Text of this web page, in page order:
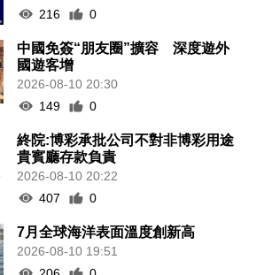
216
0
中國免簽“朋友圈”擴容 深度遊外
國遊客增
2026-08-10 20:30
149
0
終院:博彩承批公司不對非博彩用途
貴賓廳存款負責
2026-08-10 20:22
407
0
7月全球海洋表面溫度創新高
2026-08-10 19:51